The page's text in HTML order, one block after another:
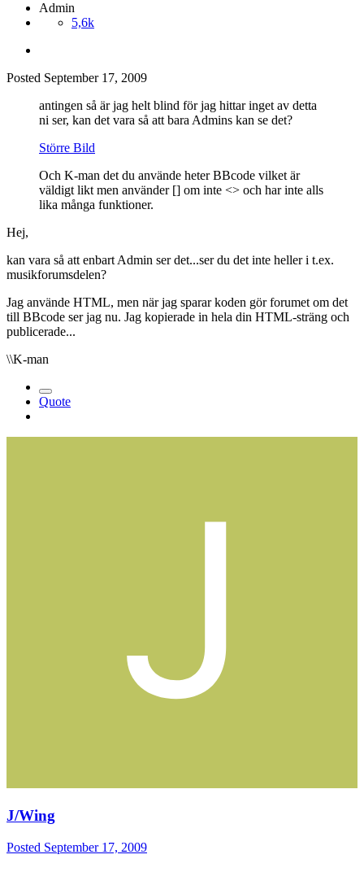
Admin
5,6k
Posted September 17, 2009
antingen så är jag helt blind för jag hittar inget av detta
ni ser, kan det vara så att bara Admins kan se det?
Större Bild
Och K-man det du använde heter BBcode vilket är
väldigt likt men använder [] om inte <> och har inte alls
lika många funktioner.
Hej,
kan vara så att enbart Admin ser det...ser du det inte heller i t.ex.
musikforumsdelen?
Jag använde HTML, men när jag sparar koden gör forumet om det
till BBcode ser jag nu. Jag kopierade in hela din HTML-sträng och
publicerade...
\\K-man
Quote
J/Wing
Posted September 17, 2009